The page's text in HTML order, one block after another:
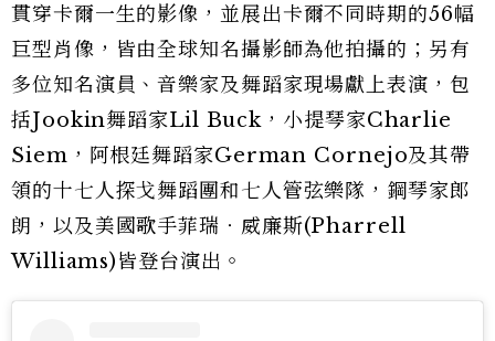
貫穿卡爾一生的影像，並展出卡爾不同時期的56幅
巨型肖像，皆由全球知名攝影師為他拍攝的；另有
多位知名演員、音樂家及舞蹈家現場獻上表演，包
括Jookin舞蹈家Lil Buck，小提琴家Charlie
Siem，阿根廷舞蹈家German Cornejo及其帶
領的十七人探戈舞蹈團和七人管弦樂隊，鋼琴家郎
朗，以及美國歌手菲瑞‧威廉斯(Pharrell
Williams)皆登台演出。